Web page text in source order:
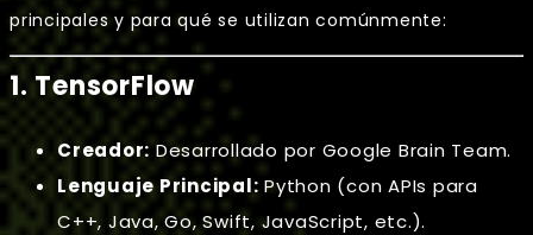
principales y para qué se utilizan comúnmente:
1. TensorFlow
Creador:Desarrollado por Google Brain Team.
Lenguaje Principal: Python (con APIs para
C++, Java, Go, Swift, JavaScript, etc.).